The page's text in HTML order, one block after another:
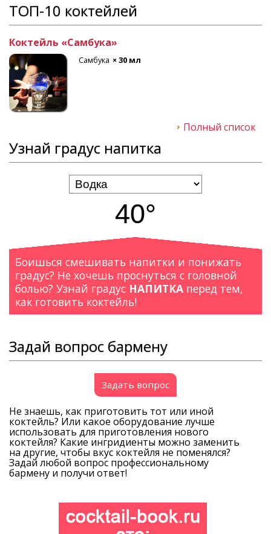
ТОП-10 коктейлей
Коктейль «Самбука»
Самбука × 30 мл
Полный список
Узнай градус напитка
40°
Боишься смешивать напитки и понижать
градус? Не хочешь проснуться с головной
болью? Узнай градус НАПИТКА перед тем,
как готовить коктейль!
Задай вопрос бармену
Задать вопрос
Не знаешь, как приготовить тот или иной
коктейль? Или какое оборудование лучше
использовать для приготовления нового
коктейля? Какие ингридиенты можно заменить
на другие, чтобы вкус коктейля не поменялся?
Задай любой вопрос профессиональному
бармену и получи ответ!